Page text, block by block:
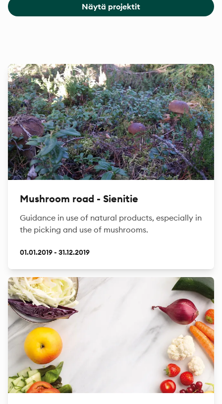
Näytä projektit
Mushroom road - Sienitie
Guidance in use of natural products, especially in
the picking and use of mushrooms.
01.01.2019 - 31.12.2019